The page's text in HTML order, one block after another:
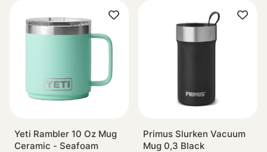
Yeti Rambler 10 Oz Mug
Ceramic - Seafoam
Primus Slurken Vacuum
Mug 0,3 Black